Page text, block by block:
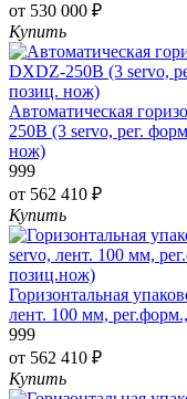
от 530 000 ₽
Купить
Автоматическая
250B (3 servo, рег.
нож)
999
от 562 410 ₽
Купить
Горизонтальная
лент. 100 мм,
999
от 562 410 ₽
Купить